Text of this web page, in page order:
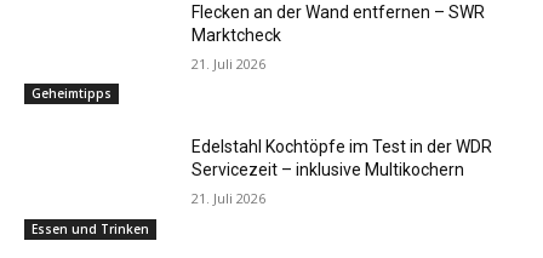
Geheimtipps
Flecken an der Wand entfernen – SWR
Marktcheck
21. Juli 2026
Essen und Trinken
Edelstahl Kochtöpfe im Test in der WDR
Servicezeit – inklusive Multikochern
21. Juli 2026